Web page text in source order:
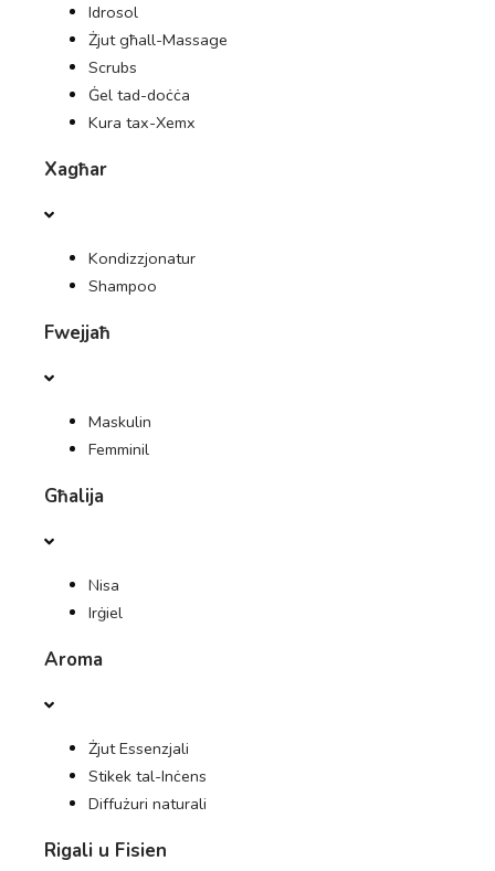
Idrosol
Żjut għall-Massage
Scrubs
Ġel tad-doċċa
Kura tax-Xemx
Xagħar
Kondizzjonatur
Shampoo
Fwejjaħ
Maskulin
Femminil
Għalija
Nisa
Irġiel
Aroma
Żjut Essenzjali
Stikek tal-Inċens
Diffużuri naturali
Rigali u Fisien